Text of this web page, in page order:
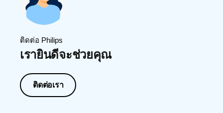
ติดต่อ Philips
เรายินดีจะช่วยคุณ
ติดต่อเรา